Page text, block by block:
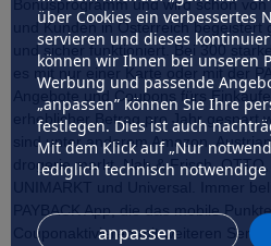
über Cookies ein verbessertes
servieren und dieses
können wir Ihnen bei unseren
Werbung und passende
„anpassen” können Sie Ihre
festlegen. Dies ist auch
Mit dem Klick auf „Nur
lediglich technisch notwendige
anpassen
Bonusprogramm und wird schon
und Kunden in Österreich begeistert
und sicher funktioniert. Bei 300
es mit nur einer Karte oder mit der
Angebote und Coupons fürs
erheblicher Betrag pro Jahr gespart
sind unter anderem Amazon,
drogerie markt, Nah & Frisch,
PAYBACK App, die das mobile
Couponaktivieren mit weiteren